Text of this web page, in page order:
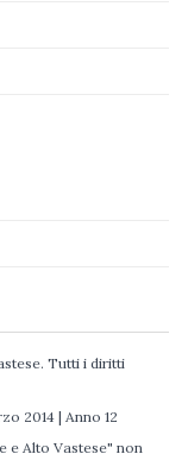
Tutti i diritti
2014 | Anno 12
e Alto Vastese" non